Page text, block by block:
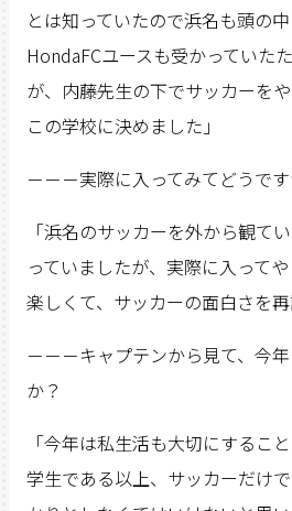
とは知っていたので浜名も頭の中
HondaFCユースも受かっていた
が、内藤先生の下でサッカーをや
この学校に決めました」
－－－実際に入ってみてどうです
「浜名のサッカーを外から観て
っていましたが、実際に入って
楽しくて、サッカーの面白さを再
－－－キャプテンから見て、今
か？
「今年は私生活も大切にするこ
学生である以上、サッカーだけ